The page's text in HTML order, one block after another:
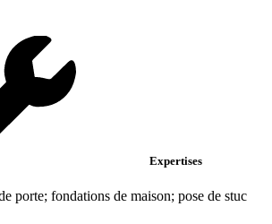
Expertises
porte; fondations de maison; pose de stuc